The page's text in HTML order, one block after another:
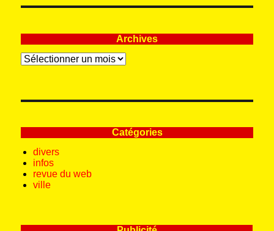
Archives
Archives
Catégories
divers
infos
revue du web
ville